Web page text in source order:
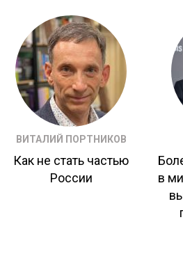
ВИТАЛИЙ ПОРТНИКОВ
Как не стать частью
России
в